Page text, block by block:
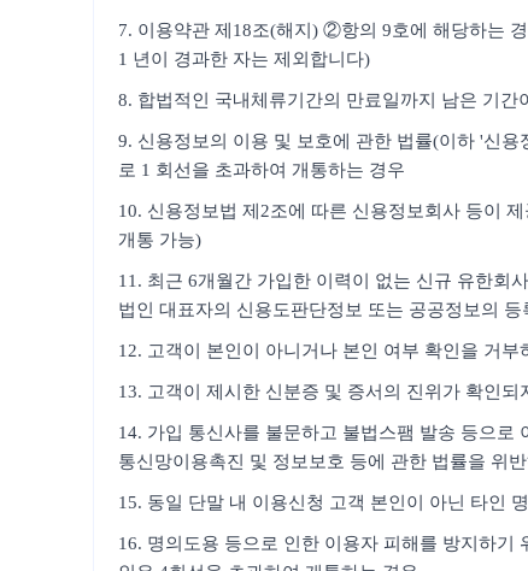
7. 이용약관 제18조(해지) ②항의 9호에 해당하는
1 년이 경과한 자는 제외합니다)
8. 합법적인 국내체류기간의 만료일까지 남은 기
9. 신용정보의 이용 및 보호에 관한 법률(이하 '신
로 1 회선을 초과하여 개통하는 경우
10. 신용정보법 제2조에 따른 신용정보회사 등이
개통 가능)
11. 최근 6개월간 가입한 이력이 없는 신규 유한회
법인 대표자의 신용도판단정보 또는 공공정보의
12. 고객이 본인이 아니거나 본인 여부 확인을 거부
13. 고객이 제시한 신분증 및 증서의 진위가 확인되
14. 가입 통신사를 불문하고 불법스팸 발송 등으
통신망이용촉진 및 정보보호 등에 관한 법률을 위
15. 동일 단말 내 이용신청 고객 본인이 아닌 타인
16. 명의도용 등으로 인한 이용자 피해를 방지하기